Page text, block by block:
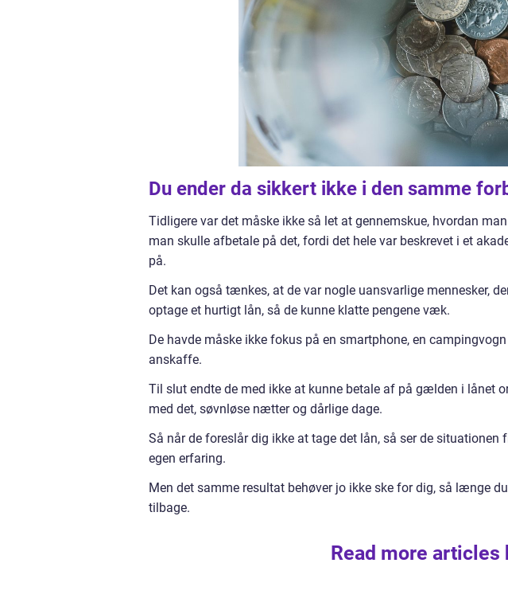
Du ender da sikkert ikke i den samme
Tidligere var det måske ikke så let at gennemskue, hvordan
man skulle afbetale på det, fordi det hele var beskrevet i et
på.
Det kan også tænkes, at de var nogle uansvarlige mennesker,
optage et hurtigt lån, så de kunne klatte pengene væk.
De havde måske ikke fokus på en smartphone, en
anskaffe.
Til slut endte de med ikke at kunne betale af på gælden i lånet
med det, søvnløse nætter og dårlige dage.
Så når de foreslår dig ikke at tage det lån, så ser de situationen
egen erfaring.
Men det samme resultat behøver jo ikke ske for dig, så længe
tilbage.
Read more articles